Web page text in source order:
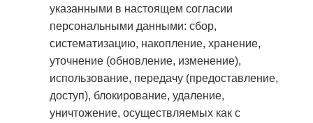
указанными в настоящем согласии
персональными данными: сбор,
систематизацию, накопление, хранение,
уточнение (обновление, изменение),
использование, передачу (предоставление,
доступ), блокирование, удаление,
уничтожение, осуществляемых как с